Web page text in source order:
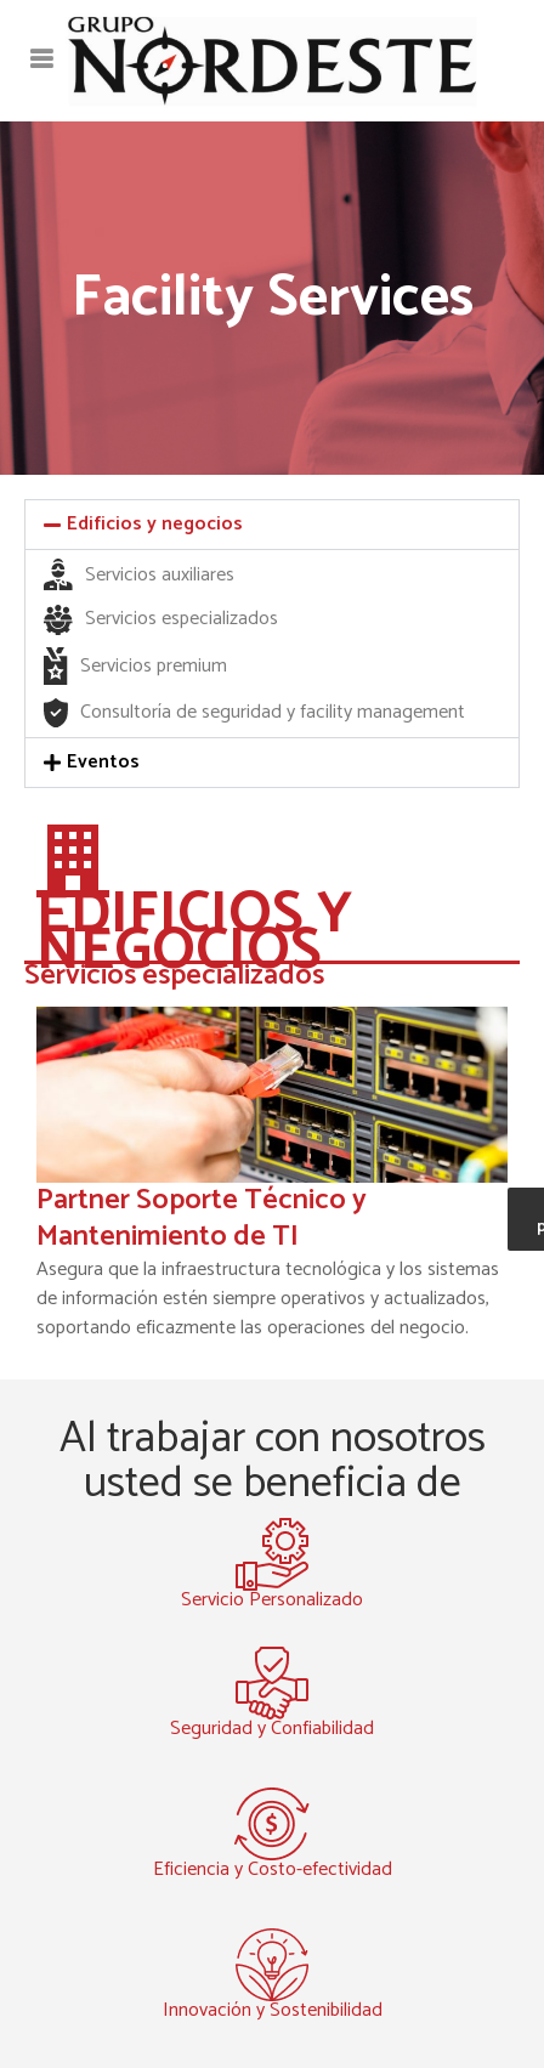
Facility Services
Edificios y negocios
Servicios auxiliares
Servicios especializados
Servicios premium
Consultoría de seguridad y facility management
Eventos
EDIFICIOS Y
NEGOCIOS
Servicios especializados
Partner Soporte Técnico y
Mantenimiento de TI
Asegura que la infraestructura tecnológica y los sistemas
de información estén siempre operativos y actualizados,
soportando eficazmente las operaciones del negocio.
Al trabajar con nosotros
usted se beneficia de
Servicio Personalizado
Seguridad y Confiabilidad
Eficiencia y Costo-efectividad
Innovación y Sostenibilidad